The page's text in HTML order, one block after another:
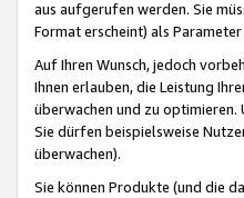
aus aufgerufen werden. Sie
Format erscheint) als
Auf Ihren Wunsch, jedoch
Ihnen erlauben, die Leistung
überwachen und zu
Sie dürfen beispielsweise
überwachen).
Sie können Produkte (und die